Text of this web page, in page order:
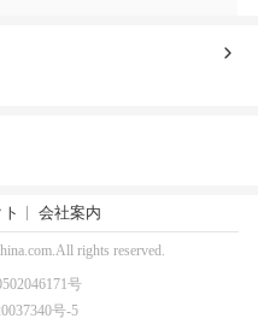
会社案内
rights reserved.
号
号-5